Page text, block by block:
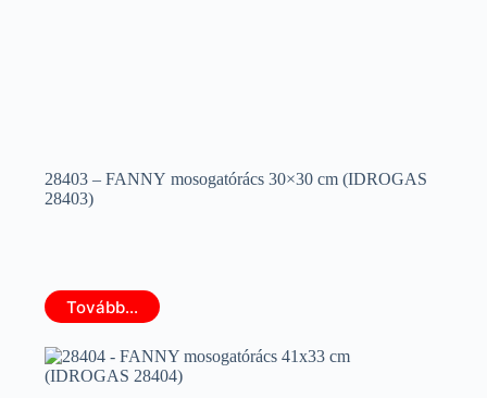
28403 – FANNY mosogatórács 30×30 cm (IDROGAS
28403)
Tovább...